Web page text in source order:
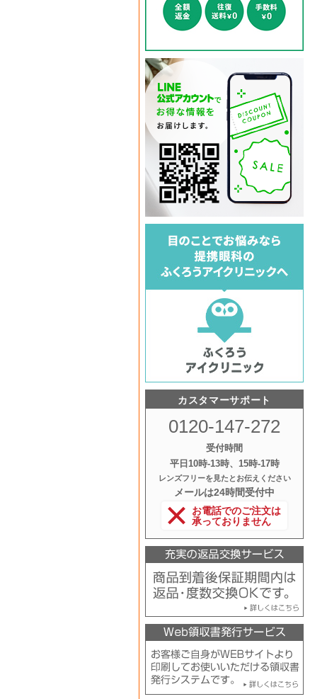
カスタマーサポート
0120-147-272
受付時間
平日10時‐13時、15時‐17時
レンズフリーを見たとお伝えください
メールは24時間受付中
お電話でのご注文は
承っておりません